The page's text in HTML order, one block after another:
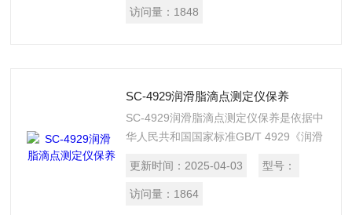
本仪器外形精巧，易于操作，安全性能可
访问量： 1848
SC-4929润滑脂滴点测定仪保养
SC-4929润滑脂滴点测定仪保养是依据中
华人民共和国国家标准GB/T 4929《润滑
适用于测定润滑脂的滴点。本仪器外形精
巧，易于操作，安全性能可靠。
更新时间： 2025-04-03 型号：
访问量： 1864